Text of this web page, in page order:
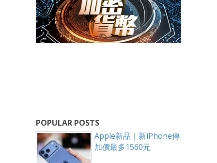
POPULAR POSTS
Apple新品｜新iPhone傳
加價最多1560元